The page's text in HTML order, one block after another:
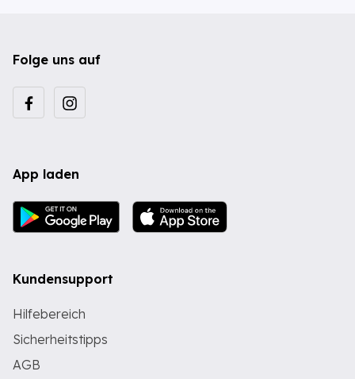
Folge uns auf
App laden
Kundensupport
Hilfebereich
Sicherheitstipps
AGB